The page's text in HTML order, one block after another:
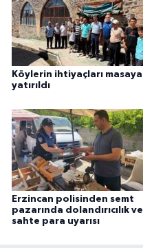
Köylerin ihtiyaçları masaya
yatırıldı
Erzincan polisinden semt
pazarında dolandırıcılık ve
sahte para uyarısı